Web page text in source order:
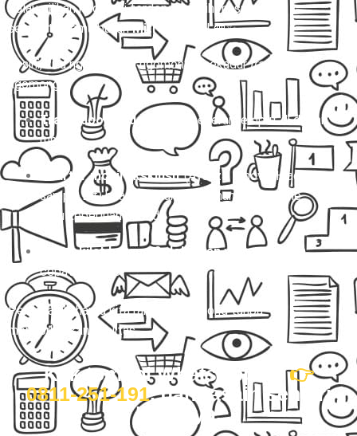
Kalau pilihan kedua ini terdengar lebih masuk akal,
selamat… kamu butuhMitra Trans ! 🚐✨
Di sini, kita nggak cuma ngomongin sekadartravel
ngomongin:
Travel door to door
yang beneran jemput di depan
rumah.
Charter mobil eksklusif(Avanza, Innova, Hiace,
sampai Elf) buat perjalanan nyaman, rame-rame,
atau keperluan pribadi.
Paket kilat barang & dokumenyang aman dan
cepat nyampe.
Percayalah, harga kita ramah di kantong tanpa
mengorbankan kualitas.
Klik tombol WhatsApp ini👉
0811-251-191, dan rasain sendiri
bedanya.